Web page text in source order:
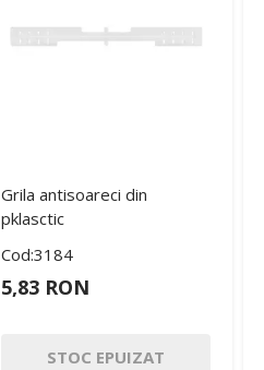
Grila antisoareci din
pklasctic
Cod:3184
5,83 RON
STOC EPUIZAT